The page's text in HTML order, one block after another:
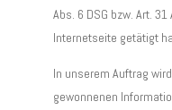
Abs. 6 DSG bzw. Art.
Internetseite getätigt
In unserem Auftrag
gewonnenen